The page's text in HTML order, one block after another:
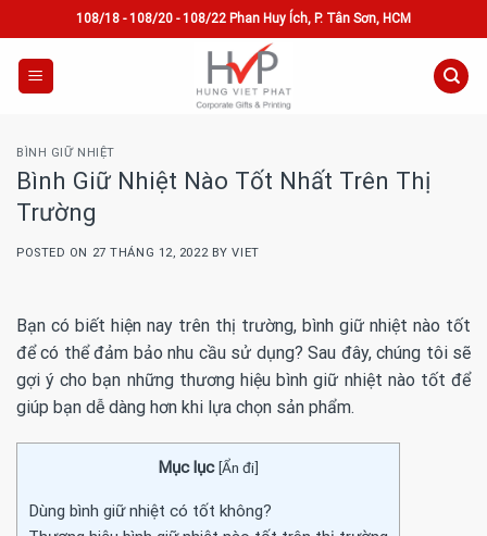
to
content
108/18 - 108/20 - 108/22 Phan Huy Ích, P. Tân Sơn, HCM
BÌNH GIỮ NHIỆT
Bình Giữ Nhiệt Nào Tốt Nhất Trên Thị
Trường
POSTED ON 27 THÁNG 12, 2022 BYVIET
Bạn có biết hiện nay trên thị trường, bình giữ nhiệt nào tốt
để có thể đảm bảo nhu cầu sử dụng? Sau đây, chúng tôi sẽ
gợi ý cho bạn những thương hiệu bình giữ nhiệt nào tốt để
giúp bạn dễ dàng hơn khi lựa chọn sản phẩm.
Mục lục [Ẩn đi]
Dùng bình giữ nhiệt có tốt không?